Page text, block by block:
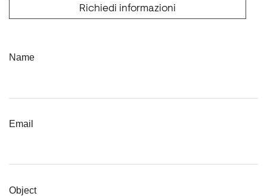
Richiedi informazioni
Name
Email
Object